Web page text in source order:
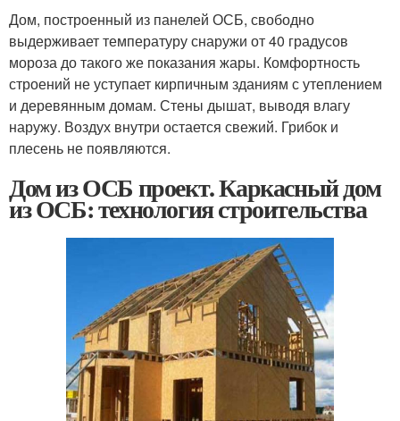
Дом, построенный из панелей ОСБ, свободно
выдерживает температуру снаружи от 40 градусов
мороза до такого же показания жары. Комфортность
строений не уступает кирпичным зданиям с утеплением
и деревянным домам. Стены дышат, выводя влагу
наружу. Воздух внутри остается свежий. Грибок и
плесень не появляются.
Дом из ОСБ проект. Каркасный дом
из ОСБ: технология строительства